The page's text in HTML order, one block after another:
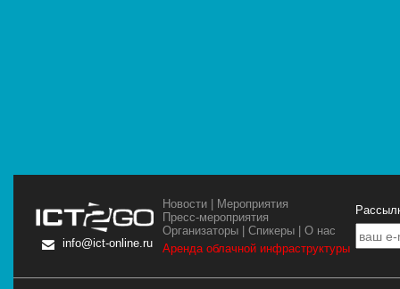
info@ict-online.ru
Новости
Мероприятия
Пресс-мероприятия
Организаторы |Спикеры |О нас
Аренда облачной инфраструктуры